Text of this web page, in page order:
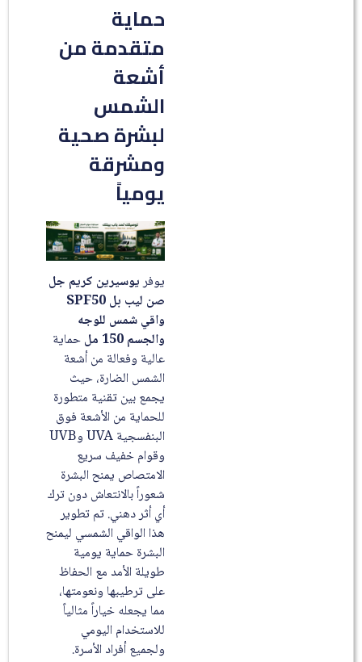
حماية
متقدمة من
أشعة
الشمس
لبشرة صحية
ومشرقة
يومياً
يوسيرين كريم جل
صن ليب بل SPF50
واقي شمس للوجه
والجسم 150 مل
حماية
عالية وفعالة من أشعة
الشمس الضارة، حيث
يجمع بين تقنية متطورة
للحماية من الأشعة فوق
البنفسجية UVA وUVB
وقوام خفيف سريع
الامتصاص يمنح البشرة
شعوراً بالانتعاش دون ترك
أي أثر دهني. تم تطوير
هذا الواقي الشمسي ليمنح
البشرة حماية يومية
طويلة الأمد مع الحفاظ
على ترطيبها ونعومتها،
مما يجعله خياراً مثالياً
للاستخدام اليومي
ولجميع أفراد الأسرة.